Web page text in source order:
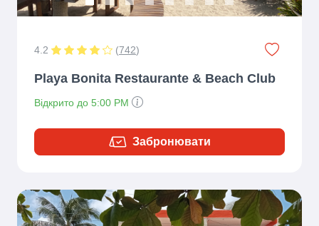
4.2 (742)
Playa Bonita Restaurante & Beach Club
Відкрито до 5:00 PM
Забронювати